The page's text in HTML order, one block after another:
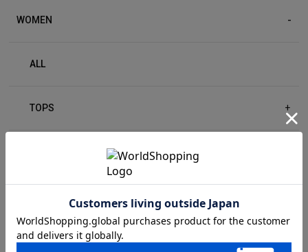
WOMEN
ALL
TOPS +
DRESS/ONE-PIECE